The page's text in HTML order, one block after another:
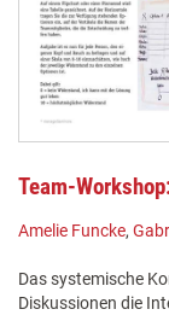
Team-
Amelie Funcke,
Das systemische
Diskussionen die